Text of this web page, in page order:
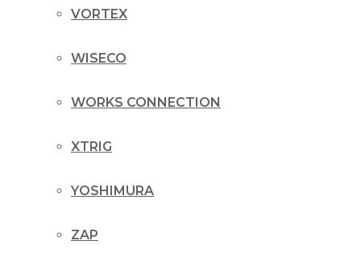
VORTEX
WISECO
WORKS CONNECTION
XTRIG
YOSHIMURA
ZAP